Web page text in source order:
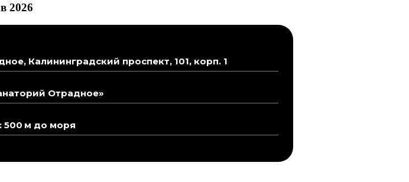
2026
Калининградский проспект, 101, корп. 1
Отрадное»
м до моря